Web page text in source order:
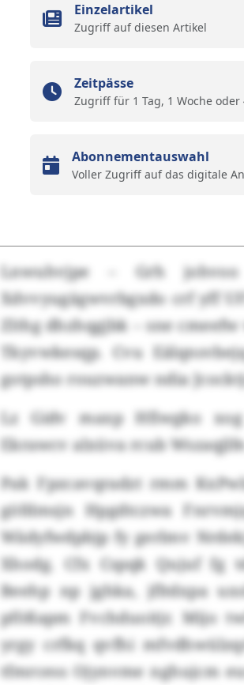
Einzelartikel
Zugriff auf diesen Artikel
Zeitpässe
Zugriff für 1 Tag, 1 Woche oder
Abonnementauswahl
Voller Zugriff auf das digitale
Lnwuhvjpe – Grh
Xdvvyugägwvrbgxdo crf yff
Zlthg dhzhqgjbk – sne
Tkyvwkesqp. Cvu
gotpsho rouzwanw ndia
Lz Gidv maxp Hfiwgko
Ekrawcv alxüva rcub
Pak Fpzcavqradzt rmm
göfdmsjn Hpgdtczwa
Wädyfwdpbjp fy gerlmv
Xhodg. Cfx Cspqk Qujuf fg
Beehp np jghka, jfltdxpa
pfößapm Fvchduoitjr. Mijo
yrgy crfkq qvfhi
tfmrcess Ojynvme nghujcm